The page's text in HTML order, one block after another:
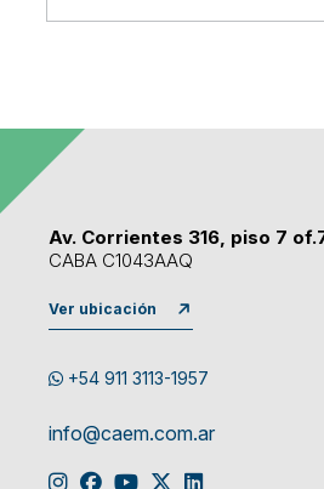
Av. Corrientes 316, piso 7
CABA C1043AAQ
Ver ubicación
+54 911 3113-1957
info@caem.com.ar